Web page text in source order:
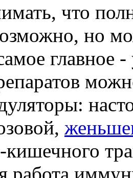
что
но
главное
работа